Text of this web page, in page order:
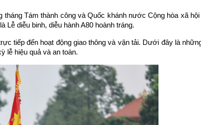
Tám thành công và Quốc khánh nước Cộng hòa xã
Lễ diễu binh, diễu hành A80 hoành tráng.
tiếp đến hoạt động giao thông và vận tải. Dưới đây là
lễ hiệu quả và an toàn.